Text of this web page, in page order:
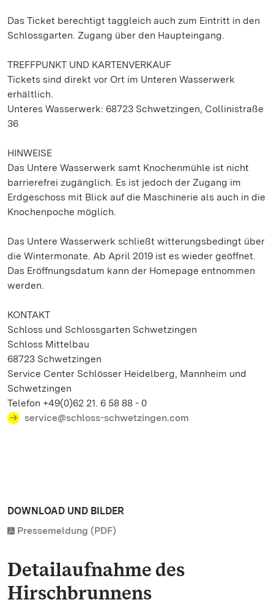
Das Ticket berechtigt taggleich auch zum Eintritt in den
Schlossgarten. Zugang über den Haupteingang.
TREFFPUNKT UND KARTENVERKAUF
Tickets sind direkt vor Ort im Unteren Wasserwerk
erhältlich.
Unteres Wasserwerk: 68723 Schwetzingen, Collinistraße
36
HINWEISE
Das Untere Wasserwerk samt Knochenmühle ist nicht
barrierefrei zugänglich. Es ist jedoch der Zugang im
Erdgeschoss mit Blick auf die Maschinerie als auch in die
Knochenpoche möglich.
Das Untere Wasserwerk schließt witterungsbedingt über
die Wintermonate. Ab April 2019 ist es wieder geöffnet.
Das Eröffnungsdatum kann der Homepage entnommen
werden.
KONTAKT
Schloss und Schlossgarten Schwetzingen
Schloss Mittelbau
68723 Schwetzingen
Service Center Schlösser Heidelberg, Mannheim und
Schwetzingen
Telefon +49(0)62 21. 6 58 88 - 0
service@schloss-schwetzingen.com
DOWNLOAD UND BILDER
Pressemeldung (PDF)
Detailaufnahme des
Hirschbrunnens